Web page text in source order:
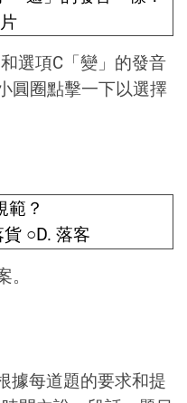
片
選項C「變」的發音
圓圈點擊一下以選擇
範？
貨 ○D.落客
據每道題的要求和提